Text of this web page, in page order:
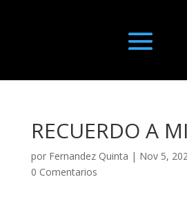
RECUERDO A
por Fernandez Quinta | Nov 5,
0 Comentarios